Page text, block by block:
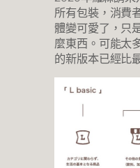
所有包裝，消費
體變可愛了，只
麼東西。可能太
的新版本已經比